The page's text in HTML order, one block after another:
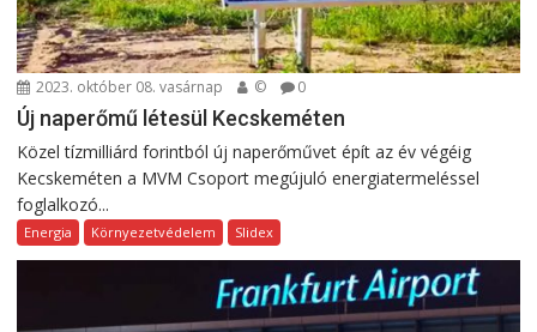
2023. október 08. vasárnap © 0
Új naperőmű létesül Kecskeméten
Közel tízmilliárd forintból új naperőművet épít az év végéig
Kecskeméten a MVM Csoport megújuló energiatermeléssel
foglalkozó...
Energia Környezetvédelem Slidex